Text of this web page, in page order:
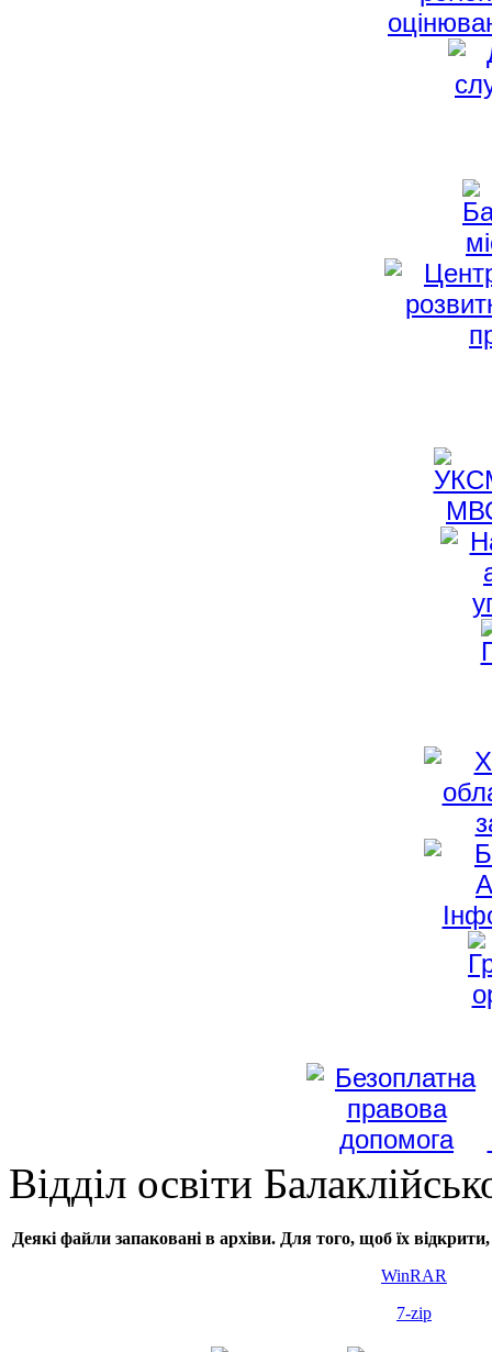
Відділ освіти
Деякі файли запаковані в архіви. Для того, щоб їх
WinRAR
7-zip